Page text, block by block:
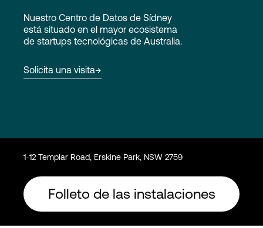
Acerca de
Nuestro Centro de Datos de Sídney
está situado en el mayor ecosistema
de startups tecnológicas de Australia.
Solicita una visita
1-12 Templar Road, Erskine Park, NSW 2759
Folleto de las instalaciones